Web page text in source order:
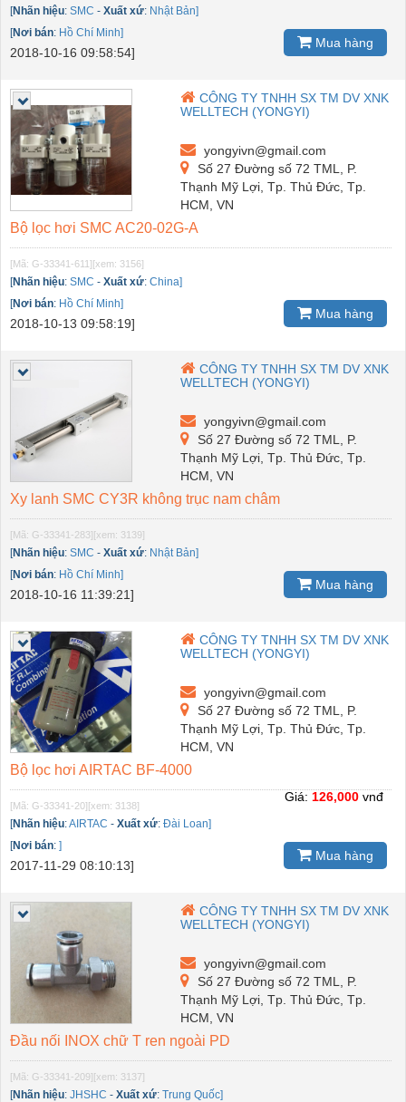
[Nhãn hiệu: SMC - Xuất xứ: Nhật Bản]
[Nơi bán: Hồ Chí Minh]
2018-10-16 09:58:54]
Mua hàng
CÔNG TY TNHH SX TM DV XNK
WELLTECH (YONGYI)
yongyivn@gmail.com
Số 27 Đường số 72 TML, P.
Thạnh Mỹ Lợi, Tp. Thủ Đức, Tp.
HCM, VN
Bộ lọc hơi SMC AC20-02G-A
[Mã: G-33341-611][xem: 3156]
[Nhãn hiệu: SMC - Xuất xứ: China]
[Nơi bán: Hồ Chí Minh]
2018-10-13 09:58:19]
Mua hàng
CÔNG TY TNHH SX TM DV XNK
WELLTECH (YONGYI)
yongyivn@gmail.com
Số 27 Đường số 72 TML, P.
Thạnh Mỹ Lợi, Tp. Thủ Đức, Tp.
HCM, VN
Xy lanh SMC CY3R không trục nam châm
[Mã: G-33341-283][xem: 3139]
[Nhãn hiệu: SMC - Xuất xứ: Nhật Bản]
[Nơi bán: Hồ Chí Minh]
2018-10-16 11:39:21]
Mua hàng
CÔNG TY TNHH SX TM DV XNK
WELLTECH (YONGYI)
yongyivn@gmail.com
Số 27 Đường số 72 TML, P.
Thạnh Mỹ Lợi, Tp. Thủ Đức, Tp.
HCM, VN
Bộ lọc hơi AIRTAC BF-4000
[Mã: G-33341-20][xem: 3138]
[Nhãn hiệu:AIRTAC - Xuất xứ: Đài Loan]
[Nơi bán: ]
2017-11-29 08:10:13]
Giá: 126,000 vnđ
Mua hàng
CÔNG TY TNHH SX TM DV XNK
WELLTECH (YONGYI)
yongyivn@gmail.com
Số 27 Đường số 72 TML, P.
Thạnh Mỹ Lợi, Tp. Thủ Đức, Tp.
HCM, VN
Đầu nối INOX chữ T ren ngoài PD
[Mã: G-33341-209][xem: 3137]
[Nhãn hiệu: JHSHC - Xuất xứ: Trung Quốc]